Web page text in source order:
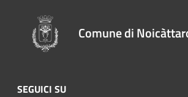
Comune di
SEGUICI SU